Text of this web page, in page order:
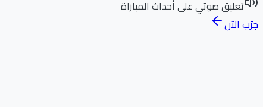
تعليق صوتي على أحداث المباراة
جرّب الآن